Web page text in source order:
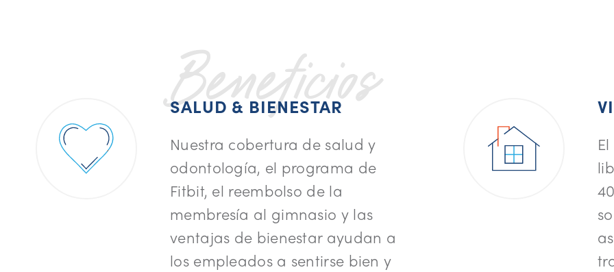
Beneficios
SALUD & BIENESTAR
Nuestra cobertura de salud y
odontología, el programa de
Fitbit, el reembolso de la
membresía al gimnasio y las
ventajas de bienestar ayudan a
los empleados a sentirse bien y